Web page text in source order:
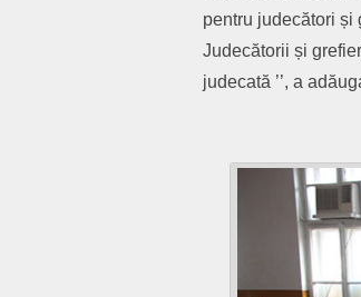
pentru judecători și
Judecătorii și
judecată ’’, a